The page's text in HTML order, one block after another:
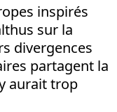
inspirés
sur la
divergences
partagent la
aurait trop